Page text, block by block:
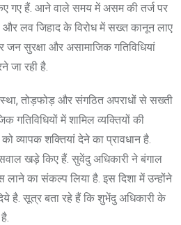
गए हैं. आने वाले समय में असम की तर्ज पर
और लव जिहाद के विरोध में सख्त कानून लाए
सुरक्षा और असामाजिक गतिविधियां
जा रही है.
तोड़फोड़ और संगठित अपराधों से सख्ती
गतिविधियों में शामिल व्यक्तियों की
व्यापक शक्तियां देने का प्रावधान है.
खड़े किए हैं. सुवेंदु अधिकारी ने बंगाल
लाने का संकल्प लिया है. इस दिशा में उन्होंने
है. सूत्र बता रहे हैं कि शुभेंदु अधिकारी के